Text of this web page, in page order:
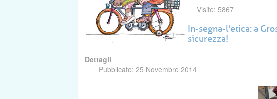
Visite: 5867
In-segna-l'etica: a
sicurezza!
Dettagli
Pubblicato: 25 Novembre 2014